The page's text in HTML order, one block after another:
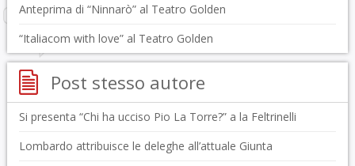
Anteprima di “Ninnarò” al Teatro Golden
“Italiacom with love” al Teatro Golden
Post stesso autore
Si presenta “Chi ha ucciso Pio La Torre?” a la Feltrinelli
Lombardo attribuisce le deleghe all’attuale Giunta